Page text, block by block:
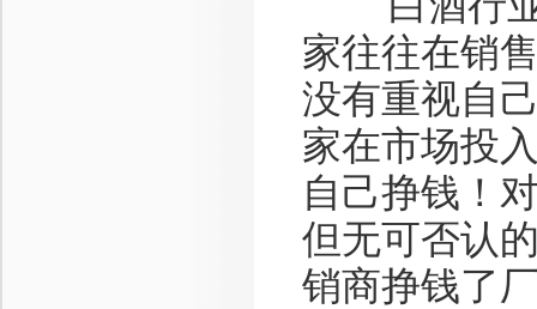
家往往在销
没有重视自
家在市场投
自己挣钱！
但无可否认
销商挣钱了